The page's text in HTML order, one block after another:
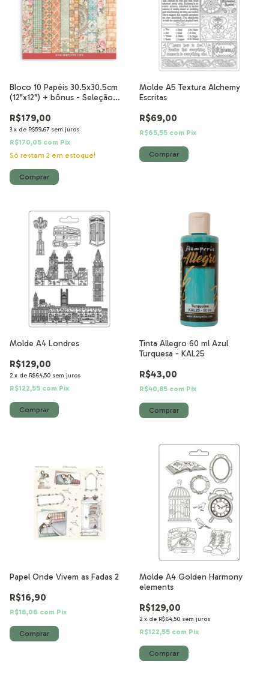
Bloco 10 Papéis 30.5x30.5cm
(12"x12") + bônus - Seleção
R$179,00
3 x de R$59,67 sem juros
R$170,05 com Pix
Só restam 2 em estoque!
Molde A5 Textura Alchemy
Escritas
R$69,00
R$65,55 com Pix
Molde A4 Londres
R$129,00
2 x de R$64,50 sem juros
R$122,55 com Pix
Tinta Allegro 60 ml Azul
Turquesa - KAL25
R$43,00
R$40,85 com Pix
Papel Onde Vivem as Fadas 2
R$16,90
R$16,06 com Pix
Molde A4 Golden Harmony
elements
R$129,00
2 x de R$64,50 sem juros
R$122,55 com Pix